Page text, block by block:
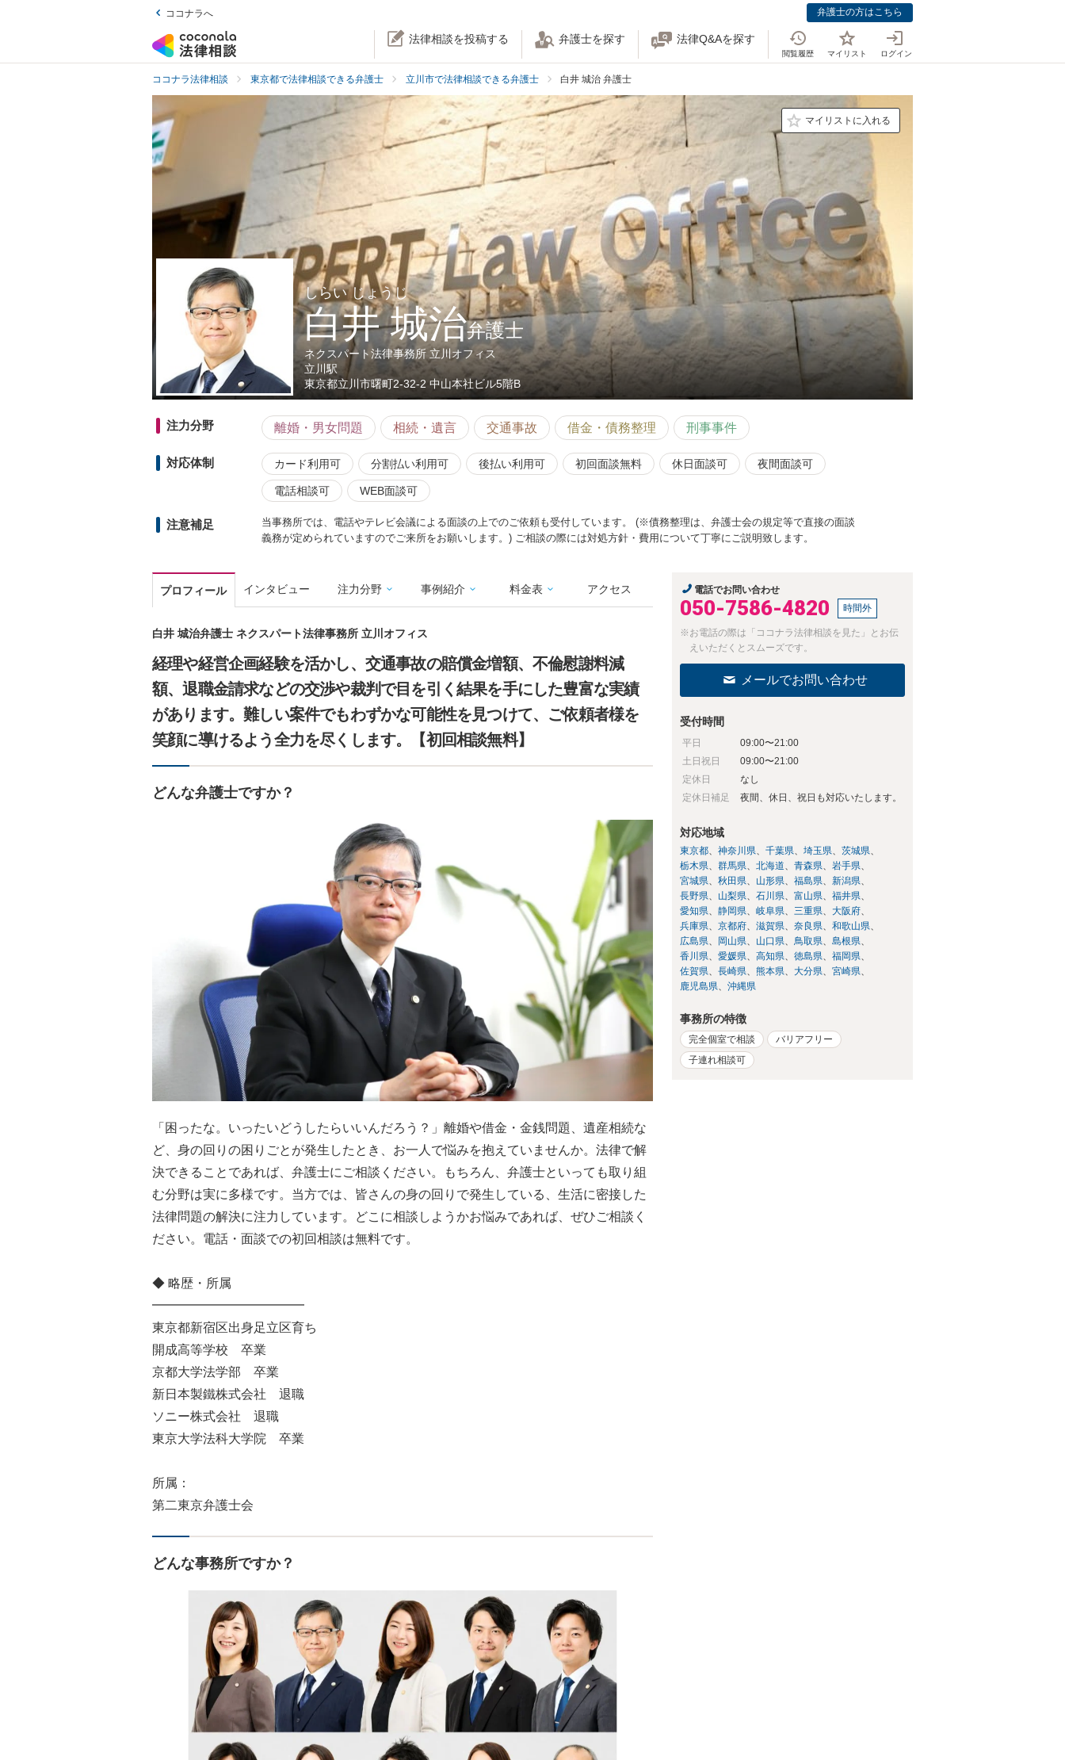
ココナラへ 弁護士の方はこちら
法律相談を投稿する 弁護士を探す 法律Q&Aを探す
閲覧履歴 マイリスト ログイン
ココナラ法律相談 東京都で法律相談できる弁護士 立川市で法律相談できる弁護士 白井 城治 弁護士
マイリストに入れる
しらい じょうじ
白井 城治弁護士
ネクスパート法律事務所 立川オフィス
立川駅
東京都立川市曙町2-32-2 中山本社ビル5階B
注力分野 離婚・男女問題 相続・遺言 交通事故 借金・債務整理 刑事事件
対応体制 カード利用可 分割払い利用可 後払い利用可 初回面談無料 休日面談可 夜間面談可
電話相談可 WEB面談可
注意補足
当事務所では、電話やテレビ会議による面談の上でのご依頼も受付しています。 (※債務整理は、弁護士会の規定等で直接の面談
義務が定められていますのでご来所をお願いします。) ご相談の際には対処方針・費用について丁寧にご説明致します。
プロフィール インタビュー 注力分野 事例紹介 料金表 アクセス
白井 城治弁護士 ネクスパート法律事務所 立川オフィス
経理や経営企画経験を活かし、交通事故の賠償金増額、不倫慰謝料減
額、退職金請求などの交渉や裁判で目を引く結果を手にした豊富な実績
があります。難しい案件でもわずかな可能性を見つけて、ご依頼者様を
笑顔に導けるよう全力を尽くします。【初回相談無料】
どんな弁護士ですか？
「困ったな。いったいどうしたらいいんだろう？」離婚や借金・金銭問題、遺産相続な
ど、身の回りの困りごとが発生したとき、お一人で悩みを抱えていませんか。法律で解
決できることであれば、弁護士にご相談ください。もちろん、弁護士といっても取り組
む分野は実に多様です。当方では、皆さんの身の回りで発生している、生活に密接した
法律問題の解決に注力しています。どこに相談しようかお悩みであれば、ぜひご相談く
ださい。電話・面談での初回相談は無料です。
◆ 略歴・所属
━━━━━━━━━━━━
東京都新宿区出身足立区育ち
開成高等学校 卒業
京都大学法学部 卒業
新日本製鐵株式会社 退職
ソニー株式会社 退職
東京大学法科大学院 卒業
所属：
第二東京弁護士会
どんな事務所ですか？
電話でお問い合わせ
050-7586-4820 時間外
※お電話の際は「ココナラ法律相談を見た」とお伝
えいただくとスムーズです。
メールでお問い合わせ
受付時間
平日
09:00〜21:00
土日祝日
09:00〜21:00
定休日
なし
定休日補足
夜間、休日、祝日も対応いたします。
対応地域
東京都 神奈川県 千葉県 埼玉県
茨城県
栃木県
群馬県 北海道 青森県
岩手県
宮城県
秋田県 山形県 福島県
新潟県
長野県
山梨県 石川県 富山県
福井県
愛知県
静岡県 岐阜県 三重県
大阪府
兵庫県
京都府 滋賀県 奈良県
和歌山県
広島県
岡山県 山口県 鳥取県
島根県
香川県
愛媛県 高知県 徳島県
福岡県
佐賀県
長崎県 熊本県 大分県
宮崎県
鹿児島県
沖縄県
事務所の特徴
完全個室で相談
バリアフリー
子連れ相談可